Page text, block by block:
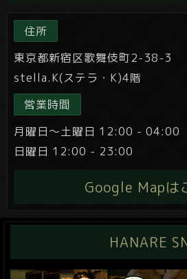
住所
東京都新宿区歌舞伎町2-38-3
stella.K(ステラ・K)4階
営業時間
月曜日～土曜日 12:00 - 04:00
日曜日 12:00 - 23:00
Google Mapは
HANARE